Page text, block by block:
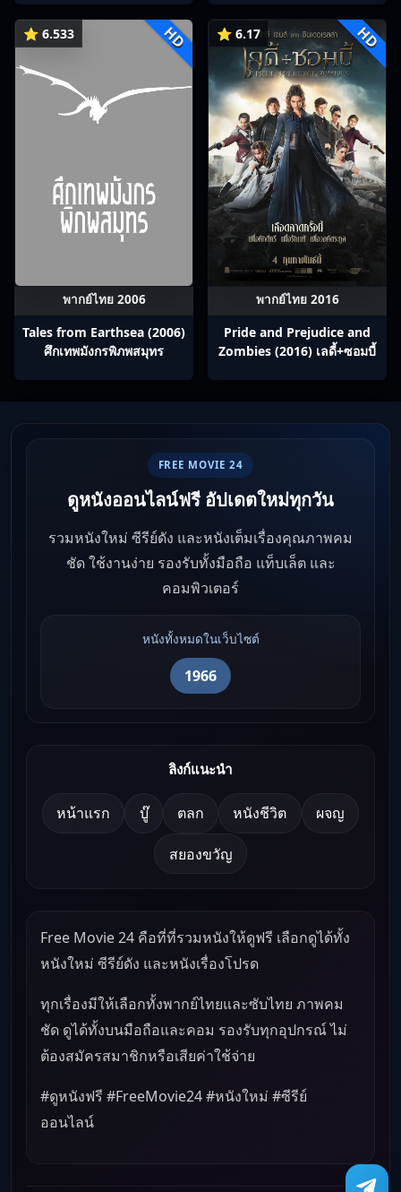
⭐ 6.533 HD
พากย์ไทย 2006
Tales from Earthsea (2006)
ศึกเทพมังกรพิภพสมุทร
⭐ 6.17 HD
พากย์ไทย 2016
Pride and Prejudice and
Zombies (2016) เลดี้+ซอมบี้
FREE MOVIE 24
ดูหนังออนไลน์ฟรี อัปเดตใหม่ทุกวัน
รวมหนังใหม่ ซีรีย์ดัง และหนังเต็มเรื่องคุณภาพคม
ชัด ใช้งานง่าย รองรับทั้งมือถือ แท็บเล็ต และ
คอมพิวเตอร์
หนังทั้งหมดในเว็บไซต์
1966
ลิงก์แนะนำ
หน้าแรก บู๊ ตลก หนังชีวิต ผจญ
สยองขวัญ
Free Movie 24 คือที่ที่รวมหนังให้ดูฟรี เลือกดูได้ทั้ง
หนังใหม่ ซีรีย์ดัง และหนังเรื่องโปรด
ทุกเรื่องมีให้เลือกทั้งพากย์ไทยและซับไทย ภาพคม
ชัด ดูได้ทั้งบนมือถือและคอม รองรับทุกอุปกรณ์ ไม่
ต้องสมัครสมาชิกหรือเสียค่าใช้จ่าย
#ดูหนังฟรี #FreeMovie24 #หนังใหม่ #ซีรีย์
ออนไลน์